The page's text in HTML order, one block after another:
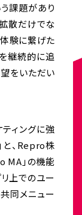
課題があり
散だけでな
体験に繋げた
継続的に追
をいただい
ィングに強
と、Repro株
MA」の機能
上でのユー
同メニュー